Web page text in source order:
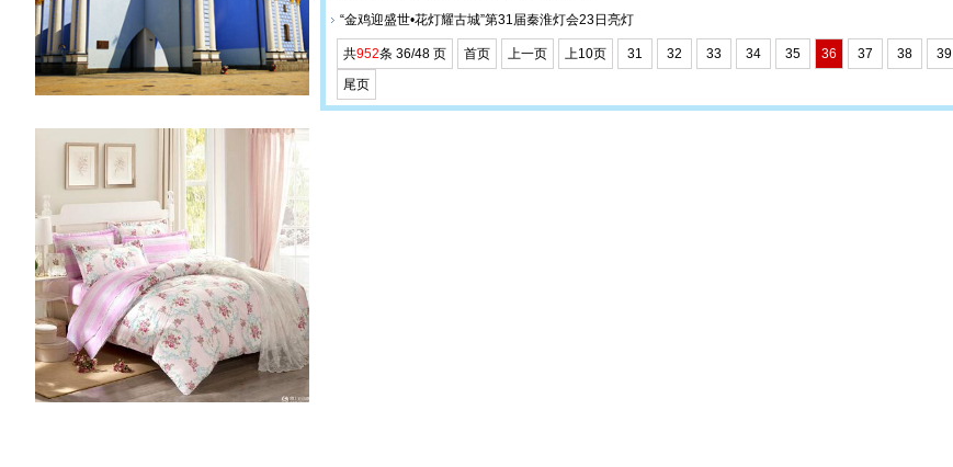
“金鸡迎盛世•花灯耀古城”第31届秦淮灯会23日亮灯
共952条 36/48 页 首页 上一页 上10页 31 32 33 34 35 36 37 38 39
尾页